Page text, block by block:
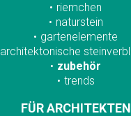
riemchen
naturstein
gartenelemente
architektonische
zubehör
trends
FÜR ARCHITEKTEN